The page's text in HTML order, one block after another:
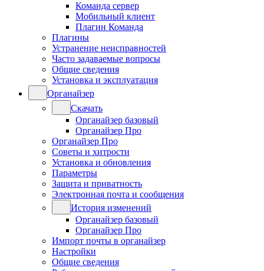
Команда сервер
Мобильный клиент
Плагин Команда
Плагины
Устранение неисправностей
Часто задаваемые вопросы
Общие сведения
Установка и эксплуатация
Органайзер
Скачать
Органайзер базовый
Органайзер Про
Органайзер Про
Советы и хитрости
Установка и обновления
Параметры
Защита и приватность
Электронная почта и сообщения
История изменений
Органайзер базовый
Органайзер Про
Импорт почты в органайзер
Настройки
Общие сведения